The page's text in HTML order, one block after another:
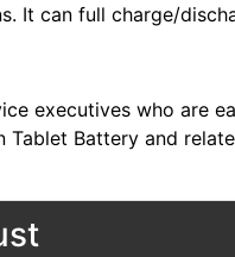
It can full charge/
executives who are
Battery and